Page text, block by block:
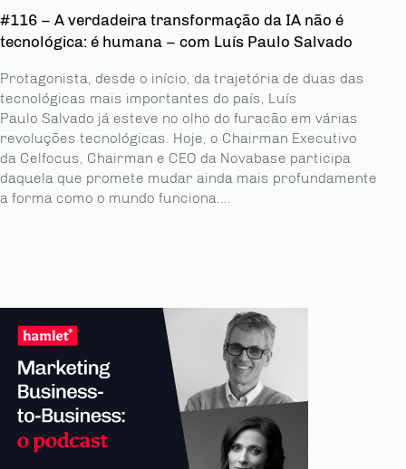
#116 – A verdadeira transformação da IA não é
tecnológica: é humana – com Luís Paulo Salvado
Protagonista, desde o início, da trajetória de duas das
tecnológicas mais importantes do país, Luís
Paulo Salvado já esteve no olho do furacão em várias
revoluções tecnológicas. Hoje, o Chairman Executivo
da Celfocus, Chairman e CEO da Novabase participa
daquela que promete mudar ainda mais profundamente
a forma como o mundo funciona....